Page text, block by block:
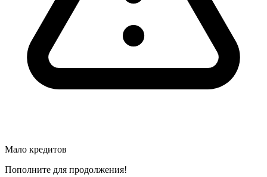
Мало кредитов
Пополните для продолжения!